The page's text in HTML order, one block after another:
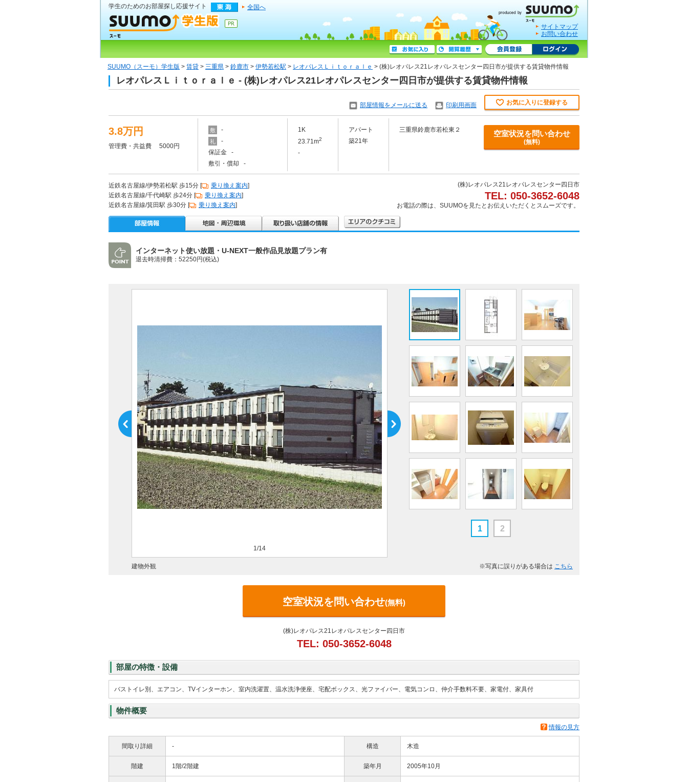
学生のためのお部屋探し応援サイト 全国へ
サイトマップ
お問い合わせ
SUUMO（スーモ）学生版 > 賃貸 > 三重県 > 鈴鹿市 > 伊勢若松駅 > レオパレスＬｉｔｏｒａｌｅ > (株)レオパレス21レオパレスセンター四日市が提供する賃貸物件情報
レオパレスＬｉｔｏｒａｌｅ - (株)レオパレス21レオパレスセンター四日市が提供する賃貸物件情報
部屋情報をメールに送る 印刷用画面 お気に入りに登録する
3.8万円
管理費・共益費 5000円
敷 -
礼
-
保証金 -
敷引・償却 -
1K
23.71m2
-
アパート
築21年
三重県鈴鹿市若松東２ 空室状況を問い合わせ
(無料)
近鉄名古屋線/伊勢若松駅 歩15分 [ 乗り換え案内]
近鉄名古屋線/千代崎駅 歩24分 [
乗り換え案内]
近鉄名古屋線/箕田駅 歩30分 [
乗り換え案内]
(株)レオパレス21レオパレスセンター四日市
TEL: 050-3652-6048
お電話の際は、SUUMOを見たとお伝えいただくとスムーズです。
インターネット使い放題・U-NEXT一般作品見放題プラン有
退去時清掃費：52250円(税込)
1/14
建物外観
1 2
※写真に誤りがある場合は こちら
空室状況を問い合わせ(無料)
(株)レオパレス21レオパレスセンター四日市
TEL: 050-3652-6048
部屋の特徴・設備
バストイレ別、エアコン、TVインターホン、室内洗濯置、温水洗浄便座、宅配ボックス、光ファイバー、電気コンロ、仲介手数料不要、家電付、家具付
物件概要
情報の見方
間取り詳細 - 構造 木造
階建 1階/2階建 築年月 2005年10月